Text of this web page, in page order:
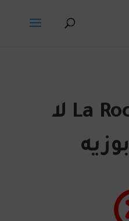
La Roche Posay لا